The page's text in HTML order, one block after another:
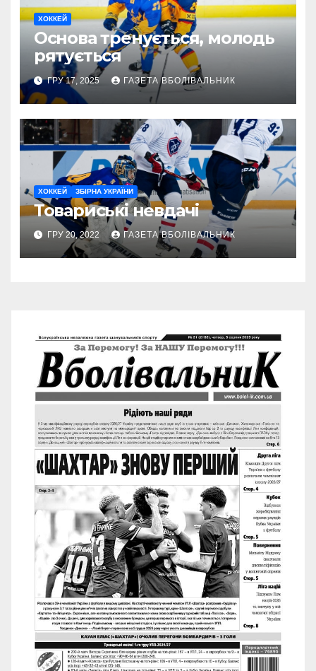
ХОККЕЙ
Основа тренується, молодь
рятується
ГРУ 17, 2025 ГАЗЕТА ВБОЛІВАЛЬНИК
ХОККЕЙ ЗБІРНА УКРАЇНИ
Товариські невдачі
ГРУ 20, 2022 ГАЗЕТА ВБОЛІВАЛЬНИК